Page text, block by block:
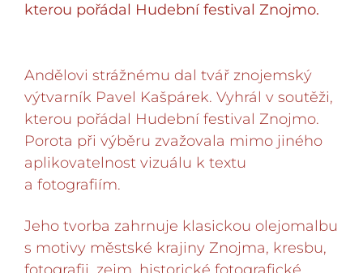
kterou pořádal Hudební festival Znojmo.
Andělovi strážnému dal tvář znojemský
výtvarník Pavel Kašpárek. Vyhrál v soutěži,
kterou pořádal Hudební festival Znojmo.
Porota při výběru zvažovala mimo jiného
aplikovatelnost vizuálu k textu
a fotografiím.
Jeho tvorba zahrnuje klasickou olejomalbu
s motivy městské krajiny Znojma, kresbu,